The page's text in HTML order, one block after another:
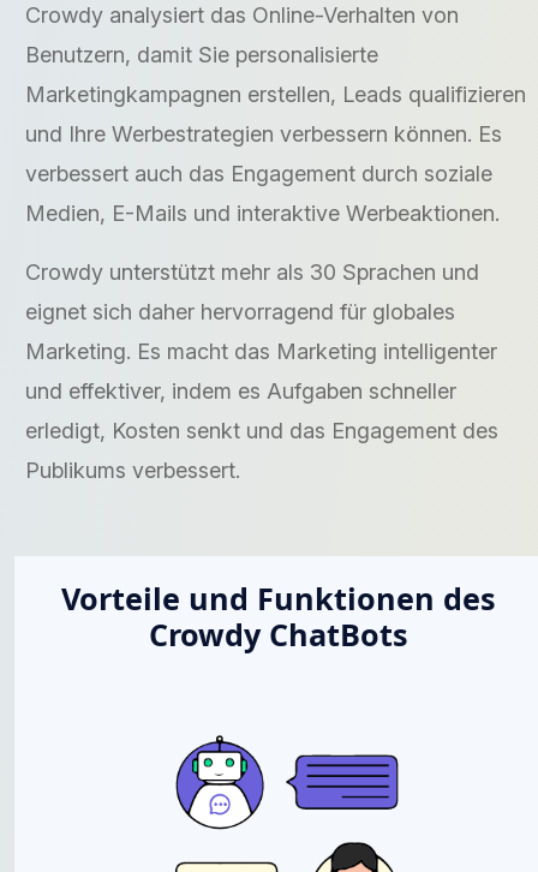
Crowdy analysiert das Online-Verhalten von
Benutzern, damit Sie personalisierte
Marketingkampagnen erstellen, Leads qualifizieren
und Ihre Werbestrategien verbessern können. Es
verbessert auch das Engagement durch soziale
Medien, E-Mails und interaktive Werbeaktionen.
Crowdy unterstützt mehr als 30 Sprachen und
eignet sich daher hervorragend für globales
Marketing. Es macht das Marketing intelligenter
und effektiver, indem es Aufgaben schneller
erledigt, Kosten senkt und das Engagement des
Publikums verbessert.
Vorteile und Funktionen des
Crowdy ChatBots